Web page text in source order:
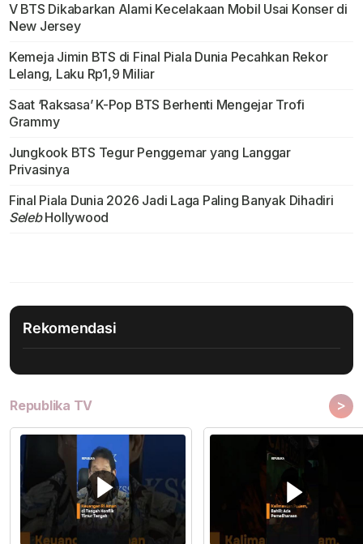
V BTS Dikabarkan Alami Kecelakaan Mobil Usai Konser di
New Jersey
Kemeja Jimin BTS di Final Piala Dunia Pecahkan Rekor
Lelang, Laku Rp1,9 Miliar
Saat ‘Raksasa’ K-Pop BTS Berhenti Mengejar Trofi
Grammy
Jungkook BTS Tegur Penggemar yang Langgar
Privasinya
Final Piala Dunia 2026 Jadi Laga Paling Banyak Dihadiri
SelebHollywood
Rekomendasi
Republika TV >